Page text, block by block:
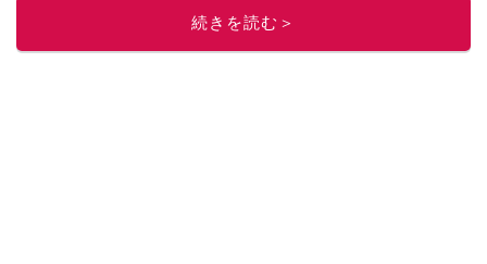
このイチオシストの他の記事を読む
続きを読む＞